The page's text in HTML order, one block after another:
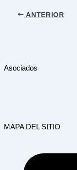
ANTERIOR
Asociados
MAPA DEL SITIO